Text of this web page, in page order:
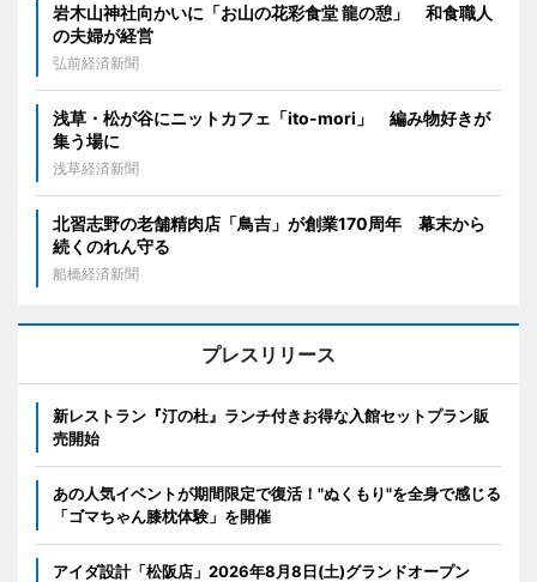
岩木山神社向かいに「お山の花彩食堂 龍の憩」 和食職人
の夫婦が経営
弘前経済新聞
浅草・松が谷にニットカフェ「ito-mori」 編み物好きが
集う場に
浅草経済新聞
北習志野の老舗精肉店「鳥吉」が創業170周年 幕末から
続くのれん守る
船橋経済新聞
プレスリリース
新レストラン『汀の杜』ランチ付きお得な入館セットプラン販
売開始
あの人気イベントが期間限定で復活！"ぬくもり"を全身で感じる
「ゴマちゃん膝枕体験」を開催
アイダ設計「松阪店」2026年8月8日(土)グランドオープン